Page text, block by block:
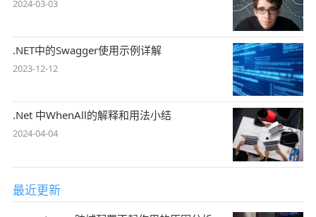
2024-03-03
.NET中的Swagger使用示例详解
2023-12-12
.Net 中WhenAll的解释和用法小结
2024-04-04
最近更新